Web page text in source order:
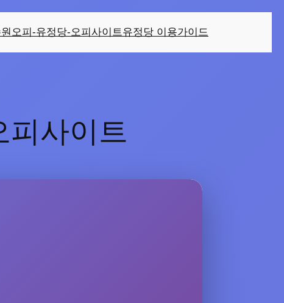
오피-유정당-오피사이트유정당 이용가이드
사이트